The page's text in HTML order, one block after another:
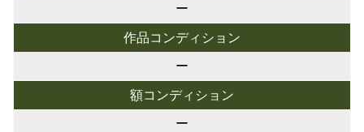
ー
作品コンディション
ー
額コンディション
ー